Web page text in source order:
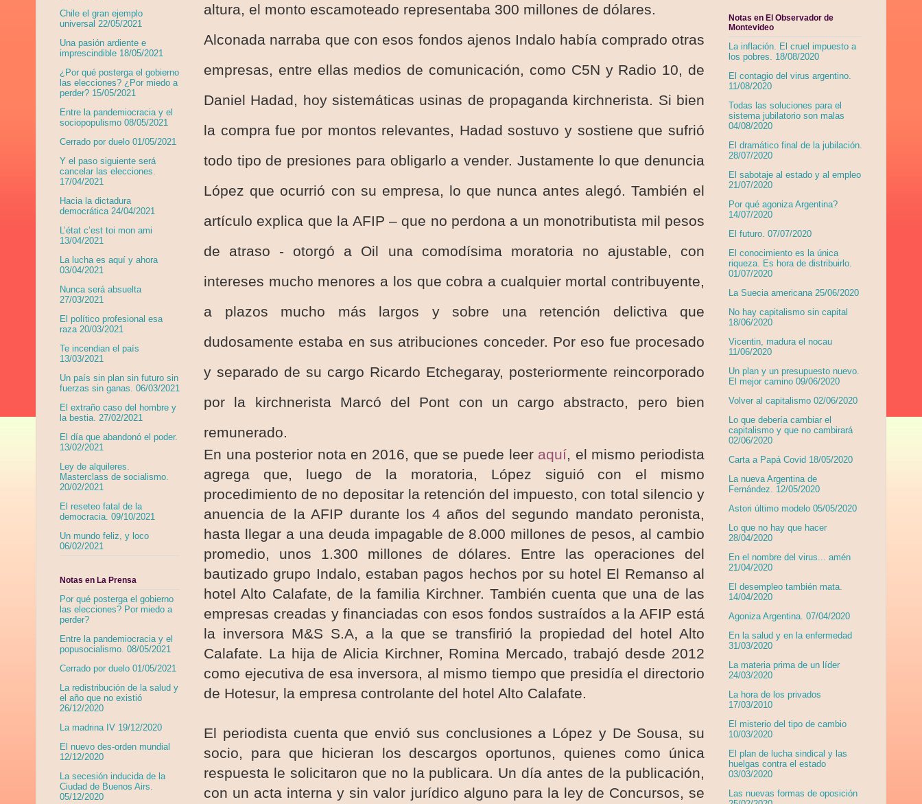
altura, el monto escamoteado representaba 300 millones de dólares.
Alconada narraba que con esos fondos ajenos Indalo había comprado otras
empresas, entre ellas medios de comunicación, como C5N y Radio 10, de
Daniel Hadad, hoy sistemáticas usinas de propaganda kirchnerista. Si bien
la compra fue por montos relevantes, Hadad sostuvo y sostiene que sufrió
todo tipo de presiones para obligarlo a vender. Justamente lo que denuncia
López que ocurrió con su empresa, lo que nunca antes alegó. También el
artículo explica que la AFIP – que no perdona a un monotributista mil pesos
de atraso - otorgó a Oil una comodísima moratoria no ajustable, con
intereses mucho menores a los que cobra a cualquier mortal contribuyente,
a plazos mucho más largos y sobre una retención delictiva que
dudosamente estaba en sus atribuciones conceder. Por eso fue procesado
y separado de su cargo Ricardo Etchegaray, posteriormente reincorporado
por la kirchnerista Marcó del Pont con un cargo abstracto, pero bien
remunerado.
En una posterior nota en 2016, que se puede leer aquí, el mismo periodista
agrega que, luego de la moratoria, López siguió con el mismo
procedimiento de no depositar la retención del impuesto, con total silencio y
anuencia de la AFIP durante los 4 años del segundo mandato peronista,
hasta llegar a una deuda impagable de 8.000 millones de pesos, al cambio
promedio, unos 1.300 millones de dólares. Entre las operaciones del
bautizado grupo Indalo, estaban pagos hechos por su hotel El Remanso al
hotel Alto Calafate, de la familia Kirchner. También cuenta que una de las
empresas creadas y financiadas con esos fondos sustraídos a la AFIP está
la inversora M&S S.A, a la que se transfirió la propiedad del hotel Alto
Calafate. La hija de Alicia Kirchner, Romina Mercado, trabajó desde 2012
como ejecutiva de esa inversora, al mismo tiempo que presidía el directorio
de Hotesur, la empresa controlante del hotel Alto Calafate.
El periodista cuenta que envió sus conclusiones a López y De Sousa, su
socio, para que hicieran los descargos oportunos, quienes como única
respuesta le solicitaron que no la publicara. Un día antes de la publicación,
con un acta interna y sin valor jurídico alguno para la ley de Concursos, se
Chile el gran ejemplo
universal 22/05/2021
Una pasión ardiente e
imprescindible 18/05/2021
¿Por qué posterga el gobierno
las elecciones? ¿Por miedo a
perder? 15/05/2021
Entre la pandemiocracia y el
sociopopulismo 08/05/2021
Cerrado por duelo 01/05/2021
Y el paso siguiente será
cancelar las elecciones.
17/04/2021
Hacia la dictadura
democrática 24/04/2021
L’état c’est toi mon ami
13/04/2021
La lucha es aquí y ahora
03/04/2021
Nunca será absuelta
27/03/2021
El político profesional esa
raza 20/03/2021
Te incendian el país
13/03/2021
Un país sin plan sin futuro sin
fuerzas sin ganas. 06/03/2021
El extraño caso del hombre y
la bestia. 27/02/2021
El día que abandonó el poder.
13/02/2021
Ley de alquileres.
Masterclass de socialismo.
20/02/2021
El reseteo fatal de la
democracia. 09/10/2021
Un mundo feliz, y loco
06/02/2021
Notas en La Prensa
Por qué posterga el gobierno
las elecciones? Por miedo a
perder?
Entre la pandemiocracia y el
popusocialismo. 08/05/2021
Cerrado por duelo 01/05/2021
La redistribución de la salud y
el año que no existió
26/12/2020
La madrina IV 19/12/2020
El nuevo des-orden mundial
12/12/2020
La secesión inducida de la
Ciudad de Buenos Airs.
05/12/2020
Notas en El Observador de
Montevideo
La inflación. El cruel impuesto a
los pobres. 18/08/2020
El contagio del virus argentino.
11/08/2020
Todas las soluciones para el
sistema jubilatorio son malas
04/08/2020
El dramático final de la jubilación.
28/07/2020
El sabotaje al estado y al empleo
21/07/2020
Por qué agoniza Argentina?
14/07/2020
El futuro. 07/07/2020
El conocimiento es la única
riqueza. Es hora de distribuirlo.
01/07/2020
La Suecia americana 25/06/2020
No hay capitalismo sin capital
18/06/2020
Vicentin, madura el nocau
11/06/2020
Un plan y un presupuesto nuevo.
El mejor camino 09/06/2020
Volver al capitalismo 02/06/2020
Lo que debería cambiar el
capitalismo y que no cambirará
02/06/2020
Carta a Papá Covid 18/05/2020
La nueva Argentina de
Fernández. 12/05/2020
Astori último modelo 05/05/2020
Lo que no hay que hacer
28/04/2020
En el nombre del virus... amén
21/04/2020
El desempleo también mata.
14/04/2020
Agoniza Argentina. 07/04/2020
En la salud y en la enfermedad
31/03/2020
La materia prima de un líder
24/03/2020
La hora de los privados
17/03/2010
El misterio del tipo de cambio
10/03/2020
El plan de lucha sindical y las
huelgas contra el estado
03/03/2020
Las nuevas formas de oposición